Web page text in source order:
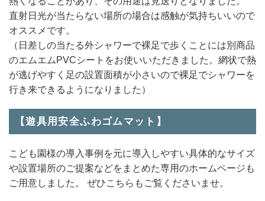
直射日光が当たらない場所の場合は感触が気持ちいいので
オススメです。
（日差しの当たる外シャワーで裸足で歩くことには別商品
のエムエムPVCシートをお使いいただきました。網状で熱
が逃げやすく足の設置面積が小さいので裸足でシャワーを
行き来できるようになりました）
【遊具用安全ふわゴムマット】
こども園様の導入事例を元に導入しやすい具体的なサイズ
や設置場所のご提案などをまとめた専用のホームページも
ご用意しました。 ぜひこちらもご覧くださいませ。